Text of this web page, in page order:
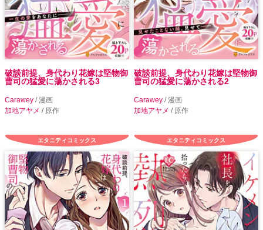
破談前提、身代わり花嫁は堅物御
曹司の猛愛に蕩かされる3
Carawey / 漫画
加地アヤメ / 原作
破談前提、身代わり花嫁は堅物御
曹司の猛愛に蕩かされる2
Carawey / 漫画
加地アヤメ / 原作
エタニティコミックス エタニティコミックス